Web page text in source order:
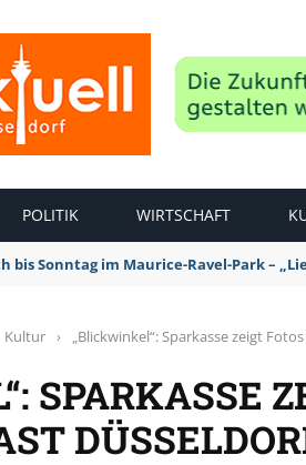
POLITIK WIRTSCHAFT
bis Sonntag im Maurice-Ravel-Park –
Kultur › „Blickwinkel“: Sparkasse zeigt
SPARKASSE